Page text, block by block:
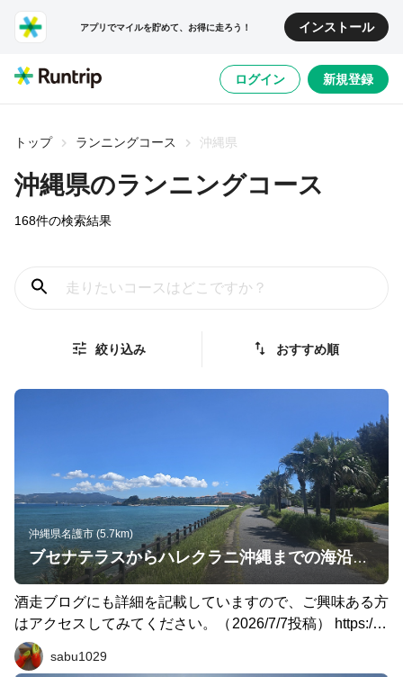
アプリでマイルを貯めて、お得に走ろう！ インストール
ログイン 新規登録
トップ ランニングコース 沖縄県
沖縄県のランニングコース
168件の検索結果
絞り込み おすすめ順
沖縄県名護市 (5.7km)
ブセナテラスからハレクラニ沖縄までの海沿いの往復ジョギング
酒走ブログにも詳細を記載していますので、ご興味ある方
はアクセスしてみてください。（2026/7/7投稿） https://re
erac.net/blog/?p=21366 ━━━━━ 宿泊先のザ・ブセナテ
ラスをスタートし、 国道58号の海沿いの歩道を南下し
sabu1029